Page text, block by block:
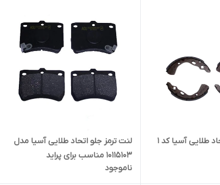
لنت ترمز عقب اتحاد طلایی آسیا کد 1
لنت ترمز جلو اتحاد طلایی آسیا مدل
10115103 مناسب برای پراید
ناموجود